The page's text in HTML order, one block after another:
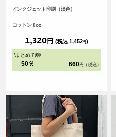
ち手が長く、肩にゆったりとかけて
容量で持ち歩きのしやすいバック
ます。
インクジェット印刷（淡色）
コットン 8oz
1,320円 (税込 1,452円)
\まとめて割/
50％ 660 円（税込）